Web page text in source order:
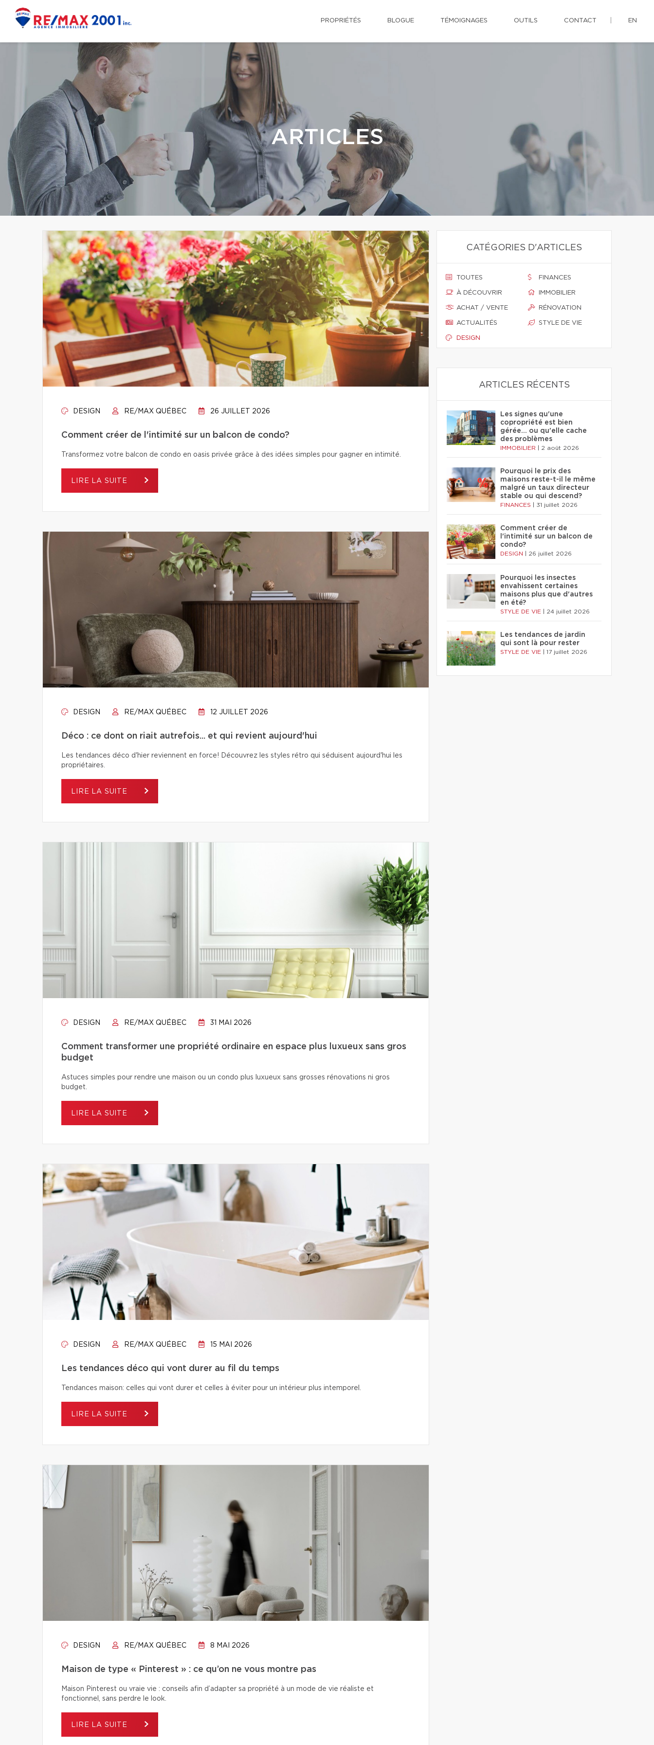
PROPRIÉTÉS BLOGUE TÉMOIGNAGES OUTILS CONTACT EN
ARTICLES
DESIGN RE/MAX QUÉBEC 26 JUILLET 2026
Comment créer de l'intimité sur un balcon de condo?
Transformez votre balcon de condo en oasis privée grâce à des idées simples pour gagner en intimité.
LIRE LA SUITE
DESIGN RE/MAX QUÉBEC 12 JUILLET 2026
Déco : ce dont on riait autrefois... et qui revient aujourd'hui
Les tendances déco d'hier reviennent en force! Découvrez les styles rétro qui séduisent aujourd'hui les
propriétaires.
LIRE LA SUITE
DESIGN RE/MAX QUÉBEC 31 MAI 2026
Comment transformer une propriété ordinaire en espace plus luxueux sans gros
budget
Astuces simples pour rendre une maison ou un condo plus luxueux sans grosses rénovations ni gros
budget.
LIRE LA SUITE
DESIGN RE/MAX QUÉBEC 15 MAI 2026
Les tendances déco qui vont durer au fil du temps
Tendances maison: celles qui vont durer et celles à éviter pour un intérieur plus intemporel.
LIRE LA SUITE
DESIGN RE/MAX QUÉBEC 8 MAI 2026
Maison de type « Pinterest » : ce qu’on ne vous montre pas
Maison Pinterest ou vraie vie : conseils afin d’adapter sa propriété à un mode de vie réaliste et
fonctionnel, sans perdre le look.
LIRE LA SUITE
CATÉGORIES D'ARTICLES
TOUTES
À DÉCOUVRIR
ACHAT / VENTE
ACTUALITÉS
DESIGN
FINANCES
IMMOBILIER
RÉNOVATION
STYLE DE VIE
ARTICLES RÉCENTS
Les signes qu'une
copropriété est bien
gérée… ou qu'elle cache
des problèmes
IMMOBILIER 2 août 2026
Pourquoi le prix des
maisons reste-t-il le même
malgré un taux directeur
stable ou qui descend?
FINANCES 31 juillet 2026
Comment créer de
l'intimité sur un balcon de
condo?
DESIGN 26 juillet 2026
Pourquoi les insectes
envahissent certaines
maisons plus que d'autres
en été?
STYLE DE VIE 24 juillet 2026
Les tendances de jardin
qui sont là pour rester
STYLE DE VIE 17 juillet 2026